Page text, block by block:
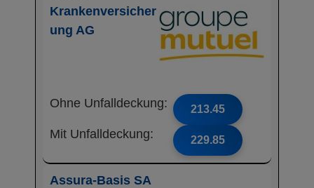
Krankenversicher
ung AG
Ohne Unfalldeckung: 213.45
Mit Unfalldeckung: 229.85
Assura-Basis SA